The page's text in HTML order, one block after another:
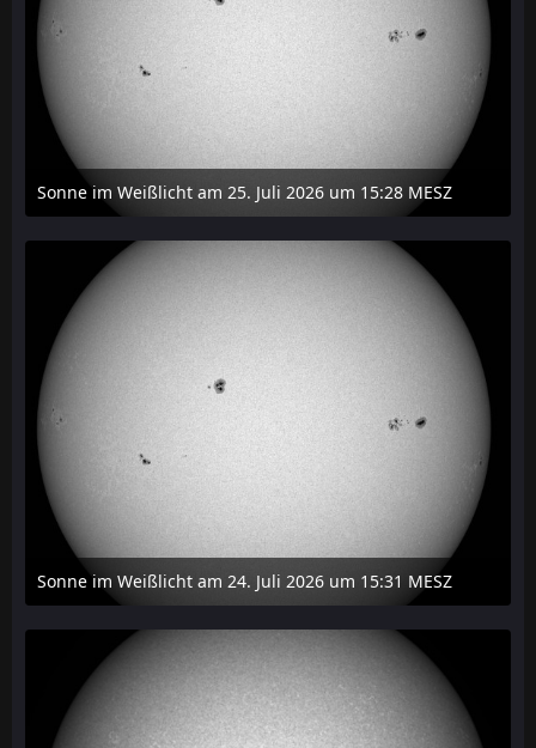
Sonne im Weißlicht am 25. Juli 2026 um 15:28 MESZ
27. Juli 2026 um 20:29
Sonne im Weißlicht am 24. Juli 2026 um 15:31 MESZ
24. Juli 2026 um 21:45